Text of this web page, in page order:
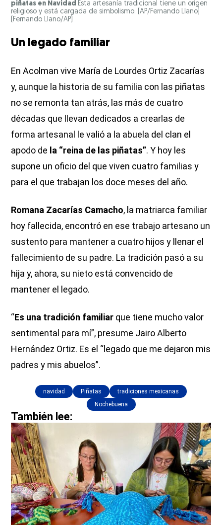
piñatas en Navidad Esta artesanía tradicional tiene un origen
religioso y está cargada de simbolismo. (AP/Fernando Llano)
(Fernando Llano/AP)
Un legado familiar
En Acolman vive María de Lourdes Ortiz Zacarías
y, aunque la historia de su familia con las piñatas
no se remonta tan atrás, las más de cuatro
décadas que llevan dedicados a crearlas de
forma artesanal le valió a la abuela del clan el
apodo de la “reina de las piñatas”. Y hoy les
supone un oficio del que viven cuatro familias y
para el que trabajan los doce meses del año.
Romana Zacarías Camacho, la matriarca familiar
hoy fallecida, encontró en ese trabajo artesano un
sustento para mantener a cuatro hijos y llenar el
fallecimiento de su padre. La tradición pasó a su
hija y, ahora, su nieto está convencido de
mantener el legado.
“Es una tradición familiar que tiene mucho valor
sentimental para mí”, presume Jairo Alberto
Hernández Ortiz. Es el “legado que me dejaron mis
padres y mis abuelos”.
navidad Piñatas
tradiciones mexicanas
Nochebuena
También lee: